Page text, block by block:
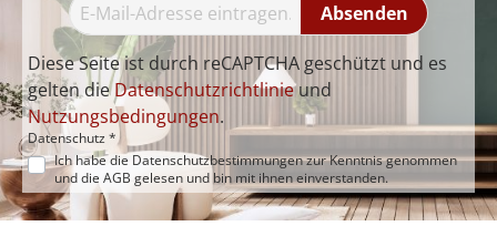
Absenden
Diese Seite ist durch reCAPTCHA geschützt und es
gelten dieDatenschutzrichtlinieund
Nutzungsbedingungen.
Datenschutz *
Ich habe die Datenschutzbestimmungenzur Kenntnis genommen
und die AGB gelesen und bin mit ihnen einverstanden.